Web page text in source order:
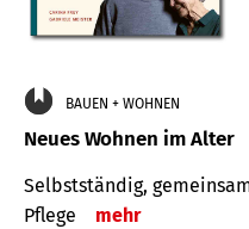
BAUEN + WOHNEN
Neues Wohnen im Alter
Selbstständig,
Pflege
mehr